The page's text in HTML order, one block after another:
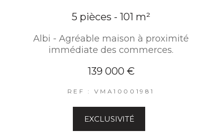
5 pièces - 101 m²
Albi - Agréable maison à proximité
immédiate des commerces.
139 000 €
REF : VMA10001981
EXCLUSIVITÉ